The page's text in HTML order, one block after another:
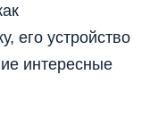
его устройство
интересные